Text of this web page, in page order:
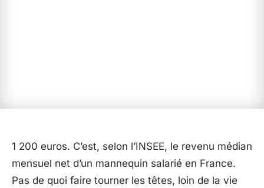
1 200 euros. C’est, selon l’INSEE, le revenu médian
mensuel net d’un mannequin salarié en France.
Pas de quoi faire tourner les têtes, loin de la vie